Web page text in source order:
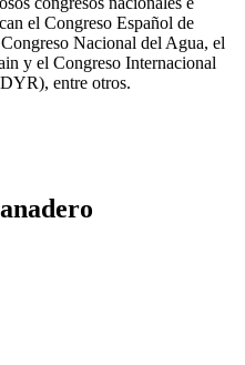
el Congreso Español de
Nacional del Agua, el
y el Congreso Internacional
entre otros.